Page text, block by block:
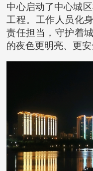
中心启动了中心城
工程。工作人员化
责任担当，守护着
的夜色更明亮、更安